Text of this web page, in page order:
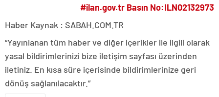
#ilan.gov.tr Basın No:ILN02132973
Haber Kaynak : SABAH.COM.TR
“Yayınlanan tüm haber ve diğer içerikler ile ilgili olarak
yasal bildirimlerinizi bize iletişim sayfası üzerinden
iletiniz. En kısa süre içerisinde bildirimlerinize geri
dönüş sağlanılacaktır.”